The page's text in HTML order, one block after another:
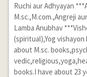
Ruchi aur Adhyayan
M.sc.,M.com.,Angreji
Lamba Anubhav
(spiritual),Yog
about M.sc.
books.I have about 23